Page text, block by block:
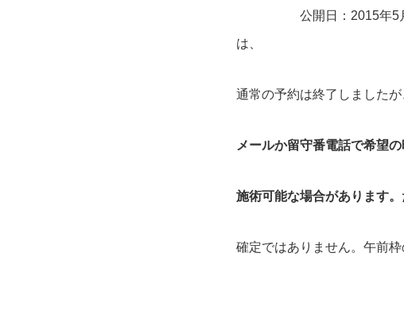
公開日：2015年5
は、
通常の予約は終了しましたが
メールか留守番電話で希望
施術可能な場合があります
確定ではありません。午前